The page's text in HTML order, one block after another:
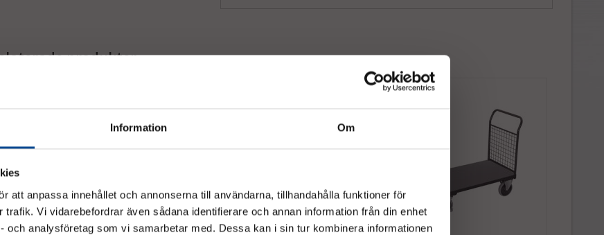
Information Om
att anpassa innehållet och annonserna till användarna, tillhandahålla funktioner för
Vi vidarebefordrar även sådana identifierare och annan information från din enhet
och analysföretag som vi samarbetar med. Dessa kan i sin tur kombinera informationen
produkter
Vänligen välj hur du vill se priserna